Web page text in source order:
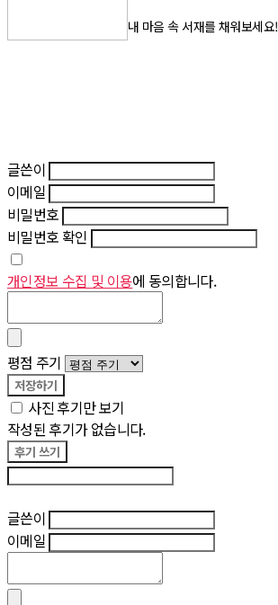
내 마음 속 서재를 채워보세요!
글쓴이
이메일
비밀번호
비밀번호 확인
개인정보 수집 및 이용에 동의합니다.
평점 주기
저장하기
사진 후기만 보기
작성된 후기가 없습니다.
후기 쓰기
글쓴이
이메일